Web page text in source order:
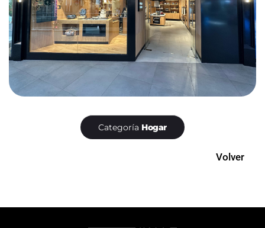
Categoría Hogar
Volver